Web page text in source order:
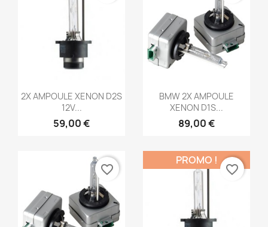
Aperçu rapide
2X AMPOULE XENON D2S
12V...
59,00 €
Aperçu rapide
BMW 2X AMPOULE
XENON D1S...
89,00 €
favorite_border
PROMO !
favorite_border